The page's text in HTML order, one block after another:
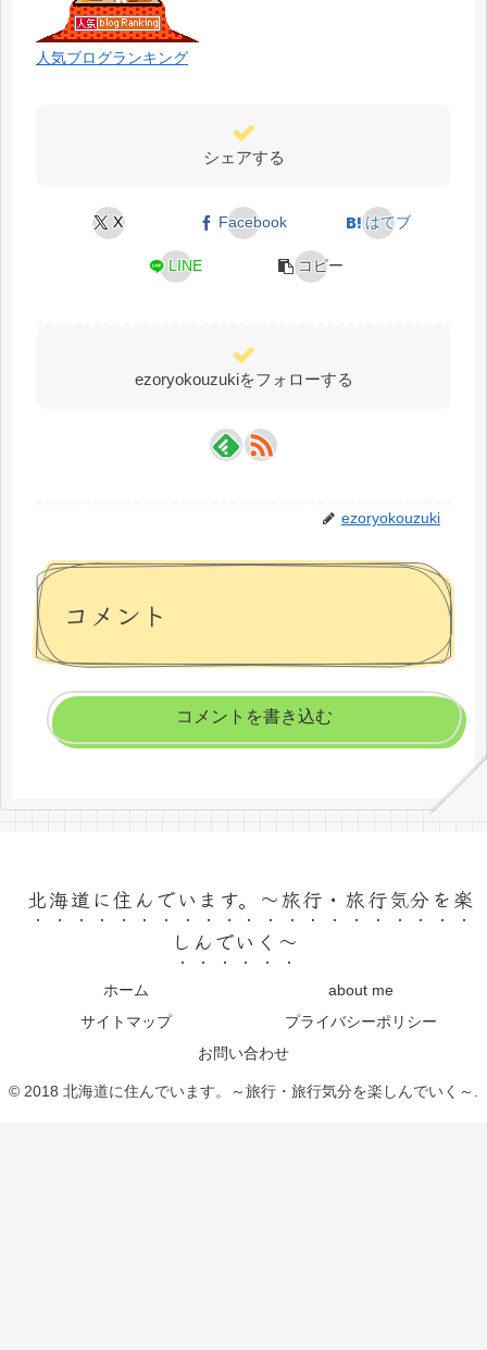
人気ブログランキング
シェアする
X Facebook はてブ
LINE コピー
ezoryokouzukiをフォローする
ezoryokouzuki
コメント
コメントを書き込む
北海道に住んでいます。～旅行・旅行気分を楽
しんでいく～
ホーム
about me
サイトマップ
プライバシーポリシー
お問い合わせ
© 2018 北海道に住んでいます。～旅行・旅行気分を楽しんでいく～.